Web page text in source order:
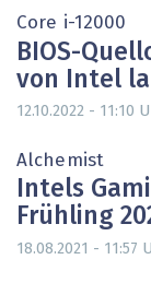
Core i-12000
BIOS-
von Intel
12.10.2022 - 11:10
Alchemist
Intels
Frühling
18.08.2021 - 11:57